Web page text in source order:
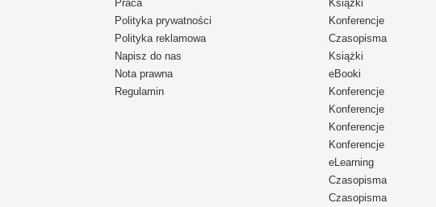
Praca
Polityka prywatności
Polityka reklamowa
Napisz do nas
Nota prawna
Regulamin
Książki
Konferencje
Czasopisma
Książki
eBooki
Konferencje
Konferencje
Konferencje
Konferencje
eLearning
Czasopisma
Czasopisma